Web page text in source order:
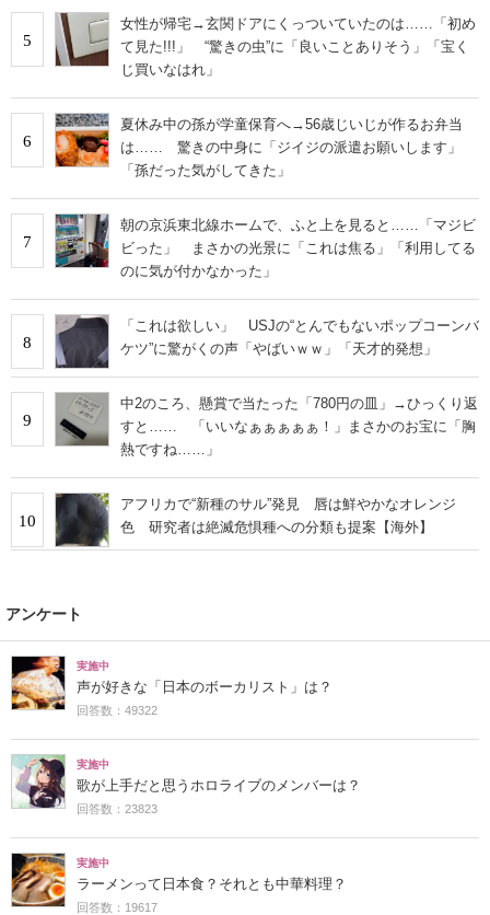
5
女性が帰宅→玄関ドアにくっついていたのは……「初め
て見た!!!」 “驚きの虫”に「良いことありそう」「宝く
じ買いなはれ」
6
夏休み中の孫が学童保育へ→56歳じいじが作るお弁当
は…… 驚きの中身に「ジイジの派遣お願いします」
「孫だった気がしてきた」
7
朝の京浜東北線ホームで、ふと上を見ると……「マジビ
ビった」 まさかの光景に「これは焦る」「利用してる
のに気が付かなかった」
8
「これは欲しい」 USJの“とんでもないポップコーンバ
ケツ”に驚がくの声「やばいｗｗ」「天才的発想」
9
中2のころ、懸賞で当たった「780円の皿」→ひっくり返
すと…… 「いいなぁぁぁぁぁ！」まさかのお宝に「胸
熱ですね……」
10
アフリカで“新種のサル”発見 唇は鮮やかなオレンジ
色 研究者は絶滅危惧種への分類も提案【海外】
アンケート
実施中
声が好きな「日本のボーカリスト」は？
回答数：49322
実施中
歌が上手だと思うホロライブのメンバーは？
回答数：23823
実施中
ラーメンって日本食？それとも中華料理？
回答数：19617